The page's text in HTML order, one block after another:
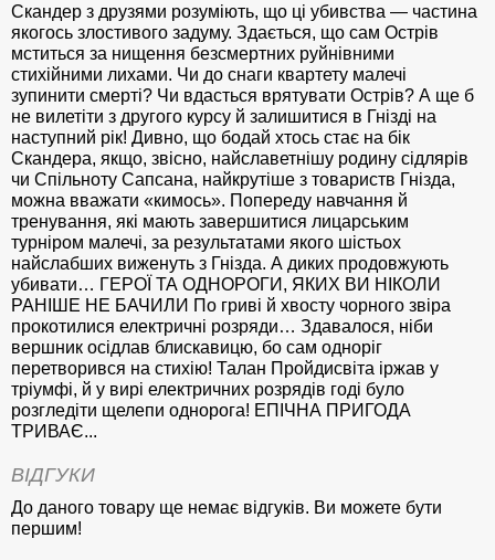
Скандер з друзями розуміють, що ці убивства — частина
якогось злостивого задуму. Здається, що сам Острів
мститься за нищення безсмертних руйнівними
стихійними лихами. Чи до снаги квартету малечі
зупинити смерті? Чи вдасться врятувати Острів? А ще б
не вилетіти з другого курсу й залишитися в Гнізді на
наступний рік! Дивно, що бодай хтось стає на бік
Скандера, якщо, звісно, найславетнішу родину сідлярів
чи Спільноту Сапсана, найкрутіше з товариств Гнізда,
можна вважати «кимось». Попереду навчання й
тренування, які мають завершитися лицарським
турніром малечі, за результатами якого шістьох
найслабших виженуть з Гнізда. А диких продовжують
убивати… ГЕРОЇ ТА ОДНОРОГИ, ЯКИХ ВИ НІКОЛИ
РАНІШЕ НЕ БАЧИЛИ По гриві й хвосту чорного звіра
прокотилися електричні розряди… Здавалося, ніби
вершник осідлав блискавицю, бо сам одноріг
перетворився на стихію! Талан Пройдисвіта іржав у
тріумфі, й у вирі електричних розрядів годі було
розгледіти щелепи однорога! ЕПІЧНА ПРИГОДА
ТРИВАЄ...
ВІДГУКИ
До даного товару ще немає відгуків. Ви можете бути
першим!